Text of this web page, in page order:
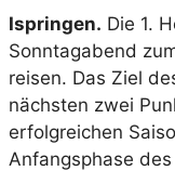
Ispringen. Die 1.
Sonntagabend
reisen. Das Ziel
nächsten zwei
erfolgreichen
Anfangsphase